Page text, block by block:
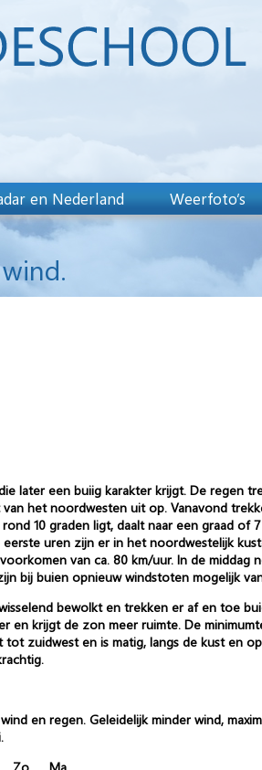
en Nederland Weerfoto’s
later een buiig karakter krijgt. De regen
het noordwesten uit op. Vanavond
10 graden ligt, daalt naar een graad of
uren zijn er in het noordwestelijk
van ca. 80 km/uur. In de
bij buien opnieuw windstoten mogelijk
bewolkt en trekken er af en toe
en krijgt de zon meer ruimte. De
zuidwest en is matig, langs de kust en
en regen. Geleidelijk minder wind,